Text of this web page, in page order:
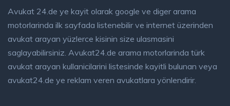
Avukat 24.de ye kayit olarak google ve diger arama
motorlarinda ilk sayfada listenebilir ve internet üzerinden
avukat arayan yüzlerce kisinin size ulasmasini
saglayabilirsiniz. Avukat24.de arama motorlarinda türk
avukat arayan kullanicilarini listesinde kayitli bulunan veya
avukat24.de ye reklam veren avukatlara yönlendirir.